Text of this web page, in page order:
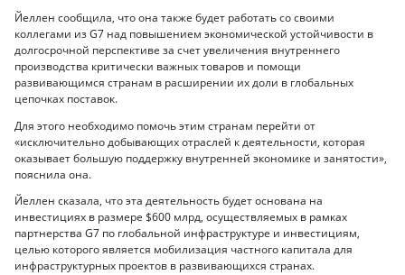
Йеллен сообщила, что она также будет работать со своими
коллегами из G7 над повышением экономической устойчивости в
долгосрочной перспективе за счет увеличения внутреннего
производства критически важных товаров и помощи
развивающимся странам в расширении их доли в глобальных
цепочках поставок.
Для этого необходимо помочь этим странам перейти от
«исключительно добывающих отраслей к деятельности, которая
оказывает большую поддержку внутренней экономике и занятости»,
пояснила она.
Йеллен сказала, что эта деятельность будет основана на
инвестициях в размере $600 млрд, осуществляемых в рамках
партнерства G7 по глобальной инфраструктуре и инвестициям,
целью которого является мобилизация частного капитала для
инфраструктурных проектов в развивающихся странах.